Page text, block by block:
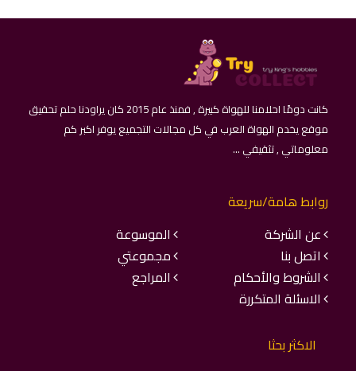
كانت دومًا احلامنا للهواة كبيرة , فمنذ عام 2015 كان يراودنا حلم تحقيق
موقع يخدم الهواة العرب في كل مجالات التجميع يوفر اكبر كم
معلوماتي , تثقيفي ...
روابط هامة/سريعة
عن الشركة
الموسوعة
اتصل بنا
مجموعتي
الشروط والأحكام
المراجع
الاسئلة المتكررة
الاكثر بحثا